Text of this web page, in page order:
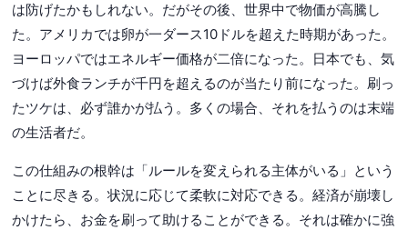
は防げたかもしれない。だがその後、世界中で物価が高騰し
た。アメリカでは卵が一ダース10ドルを超えた時期があった。
ヨーロッパではエネルギー価格が二倍になった。日本でも、気
づけば外食ランチが千円を超えるのが当たり前になった。刷っ
たツケは、必ず誰かが払う。多くの場合、それを払うのは末端
の生活者だ。
この仕組みの根幹は「ルールを変えられる主体がいる」という
ことに尽きる。状況に応じて柔軟に対応できる。経済が崩壊し
かけたら、お金を刷って助けることができる。それは確かに強